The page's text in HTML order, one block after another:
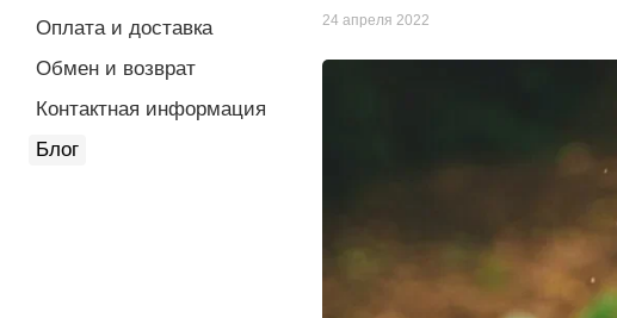
24 апреля 2022
Оплата и доставка
Обмен и возврат
Контактная информация
Блог